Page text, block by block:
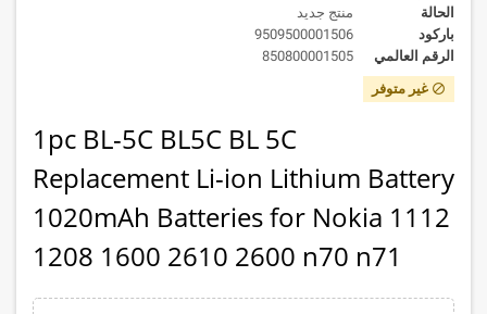
الحالة
منتج جديد
باركود
9509500001506
الرقم العالمي
850800001505
block غير متوفر
1pc BL-5C BL5C BL 5C
Replacement Li-ion Lithium Battery
1020mAh Batteries for Nokia 1112
1208 1600 2610 2600 n70 n71